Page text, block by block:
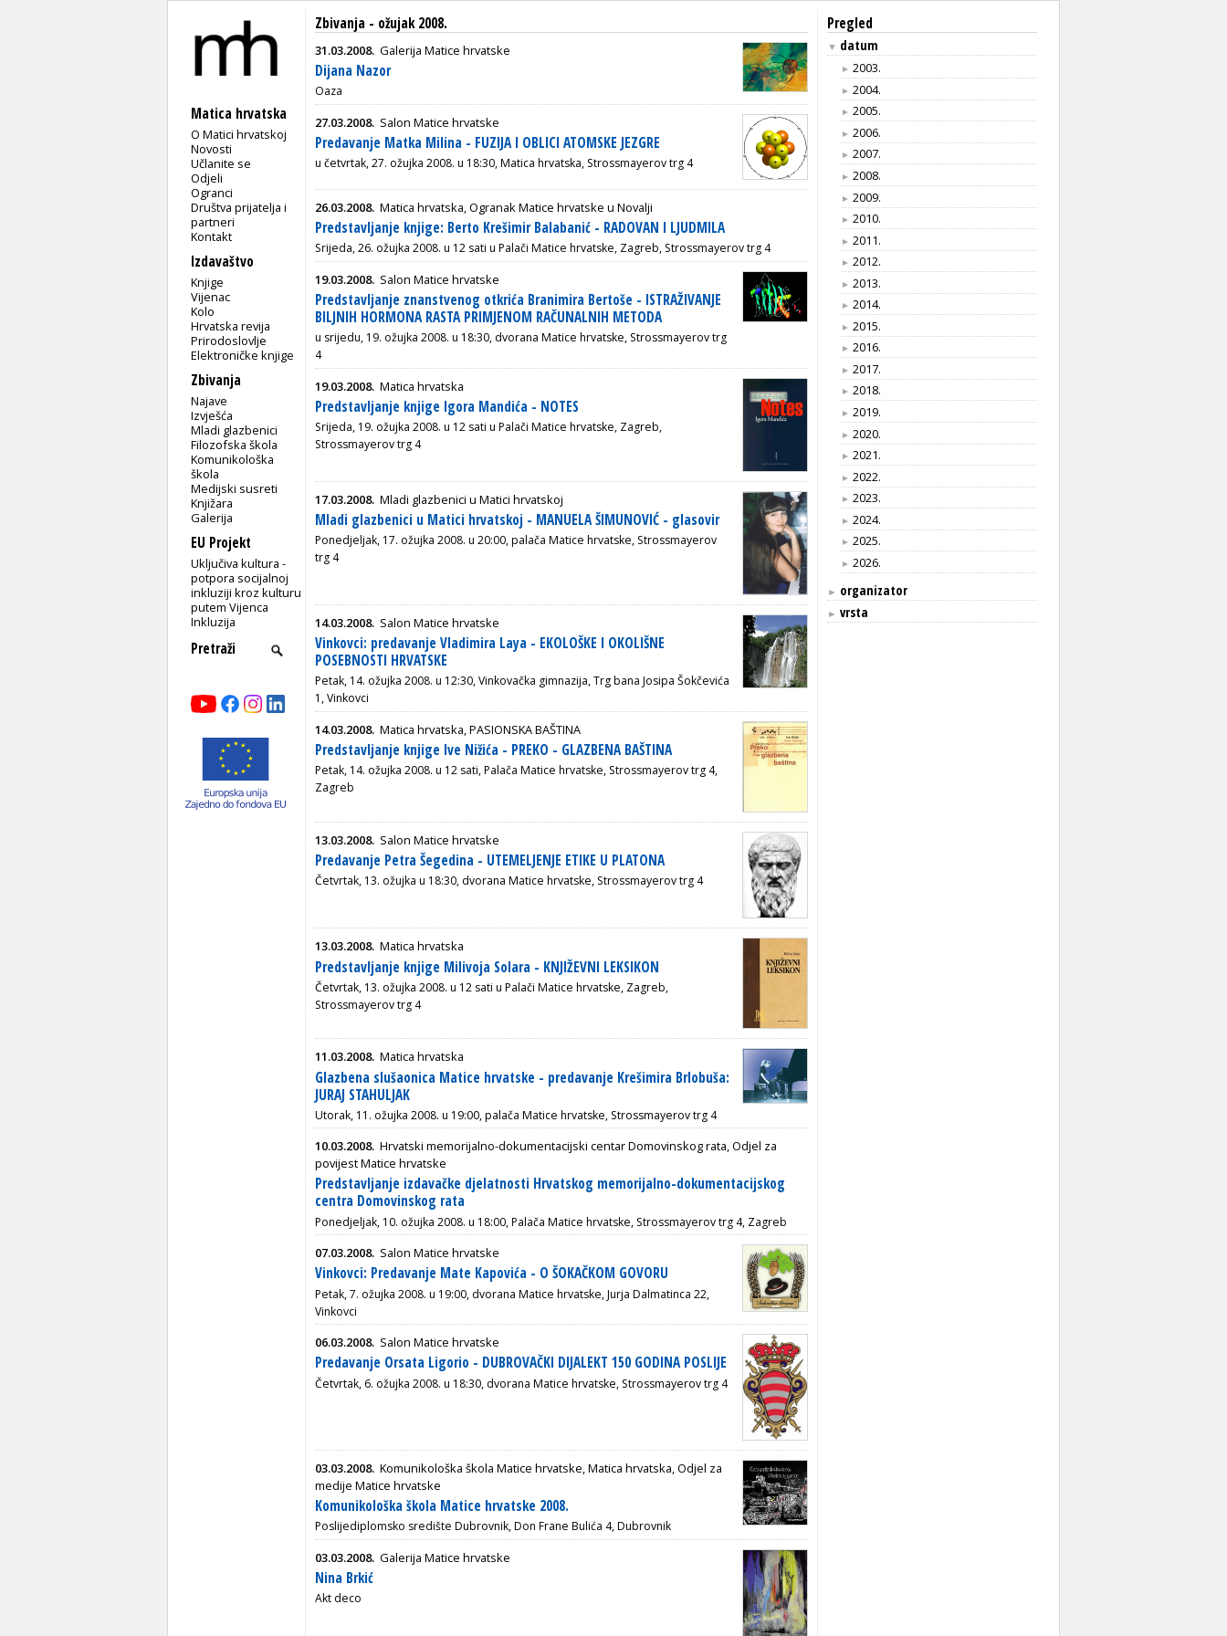
Matica hrvatska
O Matici hrvatskoj
Novosti
Učlanite se
Odjeli
Ogranci
Društva prijatelja i
partneri
Kontakt
Izdavaštvo
Knjige
Vijenac
Kolo
Hrvatska revija
Prirodoslovlje
Elektroničke knjige
Zbivanja
Najave
Izvješća
Mladi glazbenici
Filozofska škola
Komunikološka
škola
Medijski susreti
Knjižara
Galerija
EU Projekt
Uključiva kultura -
potpora socijalnoj
inkluziji kroz kulturu
putem Vijenca
Inkluzija
Zbivanja - ožujak 2008.
31.03.2008. Galerija Matice hrvatske
Dijana Nazor
Oaza
27.03.2008. Salon Matice hrvatske
Predavanje Matka Milina - FUZIJA I OBLICI ATOMSKE JEZGRE
u četvrtak, 27. ožujka 2008. u 18:30, Matica hrvatska, Strossmayerov trg 4
26.03.2008. Matica hrvatska, Ogranak Matice hrvatske u Novalji
Predstavljanje knjige: Berto Krešimir Balabanić - RADOVAN I LJUDMILA
Srijeda, 26. ožujka 2008. u 12 sati u Palači Matice hrvatske, Zagreb, Strossmayerov trg 4
19.03.2008. Salon Matice hrvatske
Predstavljanje znanstvenog otkrića Branimira Bertoše - ISTRAŽIVANJE
BILJNIH HORMONA RASTA PRIMJENOM RAČUNALNIH METODA
u srijedu, 19. ožujka 2008. u 18:30, dvorana Matice hrvatske, Strossmayerov trg
4
19.03.2008. Matica hrvatska
Predstavljanje knjige Igora Mandića - NOTES
Srijeda, 19. ožujka 2008. u 12 sati u Palači Matice hrvatske, Zagreb,
Strossmayerov trg 4
17.03.2008. Mladi glazbenici u Matici hrvatskoj
Mladi glazbenici u Matici hrvatskoj - MANUELA ŠIMUNOVIĆ - glasovir
Ponedjeljak, 17. ožujka 2008. u 20:00, palača Matice hrvatske, Strossmayerov
trg 4
14.03.2008. Salon Matice hrvatske
Vinkovci: predavanje Vladimira Laya - EKOLOŠKE I OKOLIŠNE
POSEBNOSTI HRVATSKE
Petak, 14. ožujka 2008. u 12:30, Vinkovačka gimnazija, Trg bana Josipa Šokčevića
1, Vinkovci
14.03.2008. Matica hrvatska, PASIONSKA BAŠTINA
Predstavljanje knjige Ive Nižića - PREKO - GLAZBENA BAŠTINA
Petak, 14. ožujka 2008. u 12 sati, Palača Matice hrvatske, Strossmayerov trg 4,
Zagreb
13.03.2008. Salon Matice hrvatske
Predavanje Petra Šegedina - UTEMELJENJE ETIKE U PLATONA
Četvrtak, 13. ožujka u 18:30, dvorana Matice hrvatske, Strossmayerov trg 4
13.03.2008. Matica hrvatska
Predstavljanje knjige Milivoja Solara - KNJIŽEVNI LEKSIKON
Četvrtak, 13. ožujka 2008. u 12 sati u Palači Matice hrvatske, Zagreb,
Strossmayerov trg 4
11.03.2008. Matica hrvatska
Glazbena slušaonica Matice hrvatske - predavanje Krešimira Brlobuša:
JURAJ STAHULJAK
Utorak, 11. ožujka 2008. u 19:00, palača Matice hrvatske, Strossmayerov trg 4
10.03.2008. Hrvatski memorijalno-dokumentacijski centar Domovinskog rata, Odjel za
povijest Matice hrvatske
Predstavljanje izdavačke djelatnosti Hrvatskog memorijalno-dokumentacijskog
centra Domovinskog rata
Ponedjeljak, 10. ožujka 2008. u 18:00, Palača Matice hrvatske, Strossmayerov trg 4, Zagreb
07.03.2008. Salon Matice hrvatske
Vinkovci: Predavanje Mate Kapovića - O ŠOKAČKOM GOVORU
Petak, 7. ožujka 2008. u 19:00, dvorana Matice hrvatske, Jurja Dalmatinca 22,
Vinkovci
06.03.2008. Salon Matice hrvatske
Predavanje Orsata Ligorio - DUBROVAČKI DIJALEKT 150 GODINA POSLIJE
Četvrtak, 6. ožujka 2008. u 18:30, dvorana Matice hrvatske, Strossmayerov trg 4
03.03.2008. Komunikološka škola Matice hrvatske, Matica hrvatska, Odjel za
medije Matice hrvatske
Komunikološka škola Matice hrvatske 2008.
Poslijediplomsko središte Dubrovnik, Don Frane Bulića 4, Dubrovnik
03.03.2008. Galerija Matice hrvatske
Nina Brkić
Akt deco
Pregled
▼ datum
► 2003.
► 2004.
► 2005.
► 2006.
► 2007.
► 2008.
► 2009.
► 2010.
► 2011.
► 2012.
► 2013.
► 2014.
► 2015.
► 2016.
► 2017.
► 2018.
► 2019.
► 2020.
► 2021.
► 2022.
► 2023.
► 2024.
► 2025.
► 2026.
► organizator
► vrsta